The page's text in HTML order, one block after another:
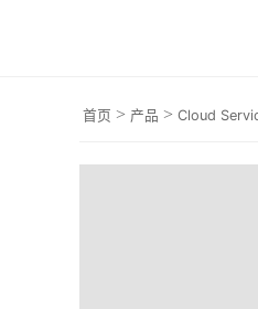
首页 > 产品 > Cloud